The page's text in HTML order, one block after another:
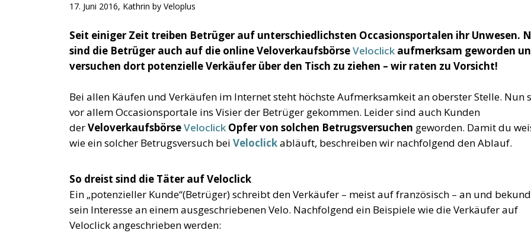
17. Juni 2016, Kathrin by Veloplus
Seit einiger Zeit treiben Betrüger auf unterschiedlichsten Occasionsportalen ihr Unwesen.
sind die Betrüger auch auf die online VeloverkaufsbörseVeloclick aufmerksam geworden
versuchen dort potenzielle Verkäufer über den Tisch zu ziehen – wir raten zu Vorsicht!
Bei allen Käufen und Verkäufen im Internet steht höchste Aufmerksamkeit an oberster Stelle. Nun
vor allem Occasionsportale ins Visier der Betrüger gekommen. Leider sind auch Kunden
derVeloverkaufsbörseVeloclick Opfer von solchen Betrugsversuchen geworden. Damit du
wie ein solcher Betrugsversuch bei Veloclickabläuft, beschreiben wir nachfolgend den Ablauf.
So dreist sind die Täter auf Veloclick
Ein „potenzieller Kunde“(Betrüger) schreibt den Verkäufer – meist auf französisch – an und
sein Interesse an einem ausgeschriebenen Velo. Nachfolgend ein Beispiele wie die Verkäufer auf
Veloclick angeschrieben werden: